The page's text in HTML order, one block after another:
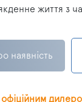
життя з
наявність